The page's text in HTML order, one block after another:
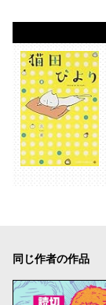
同じ作者の作品